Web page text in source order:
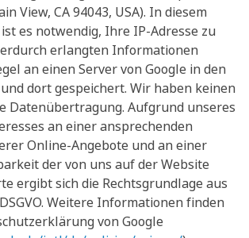
View, CA 94043, USA). In diesem
es notwendig, Ihre IP-Adresse zu
erlangten Informationen
an einen Server von Google in den
dort gespeichert. Wir haben keinen
Datenübertragung. Aufgrund unseres
an einer ansprechenden
Online-Angebote und an einer
der von uns auf der Website
ergibt sich die Rechtsgrundlage aus
Weitere Informationen finden
von Google